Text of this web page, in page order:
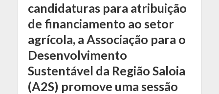
candidaturas para atribuição
de financiamento ao setor
agrícola, a Associação para o
Desenvolvimento
Sustentável da Região Saloia
(A2S) promove uma sessão